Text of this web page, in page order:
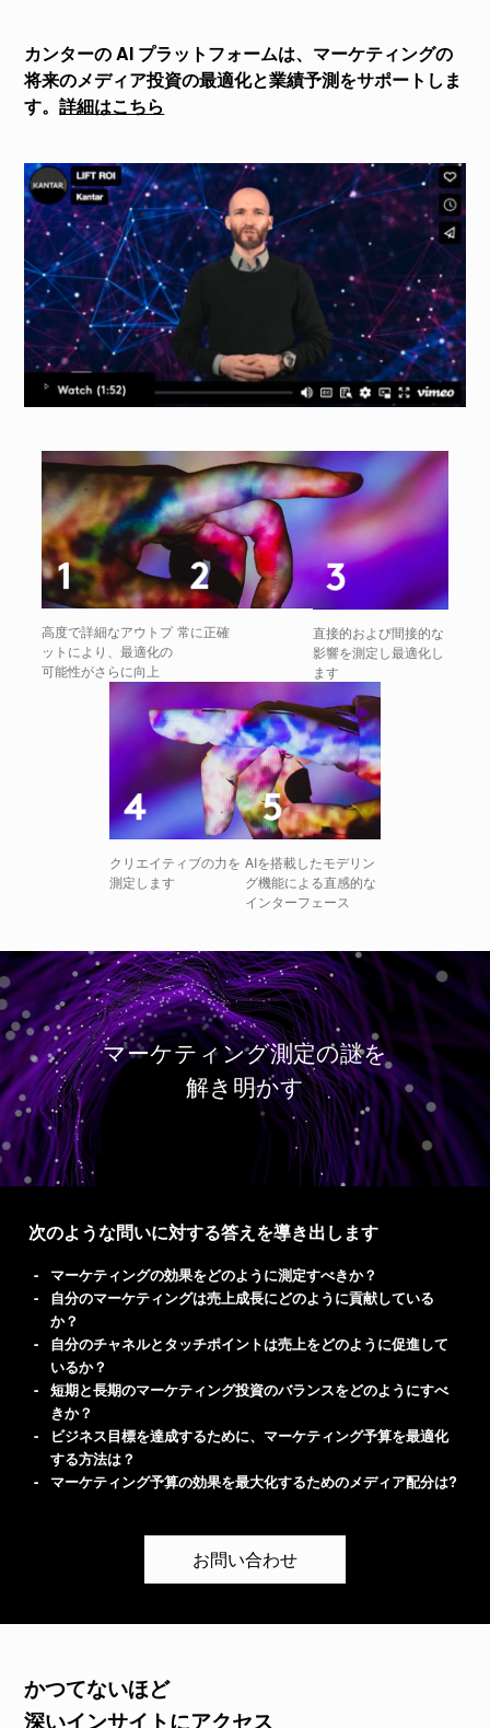
カンターの AI プラットフォームは、マーケティングの
将来のメディア投資の最適化と業績予測をサポートしま
す。詳細はこちら
高度で詳細なアウトプ
ットにより、最適化の
可能性がさらに向上
常に正確
直接的および間接的な
影響を測定し最適化し
ます
クリエイティブの力を
測定します
AIを搭載したモデリン
グ機能による直感的な
インターフェース
マーケティング測定の謎を
解き明かす
次のような問いに対する答えを導き出します
マーケティングの効果をどのように測定すべきか？
自分のマーケティングは売上成長にどのように貢献している
か？
自分のチャネルとタッチポイントは売上をどのように促進して
いるか？
短期と長期のマーケティング投資のバランスをどのようにすべ
きか？
ビジネス目標を達成するために、マーケティング予算を最適化
する方法は？
マーケティング予算の効果を最大化するためのメディア配分は?
お問い合わせ
かつてないほど
深いインサイトにアクセス